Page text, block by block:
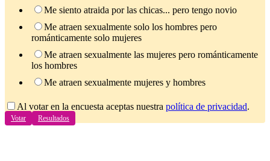
Me siento atraida por las chicas... pero tengo novio
Me atraen sexualmente solo los hombres pero
románticamente solo mujeres
Me atraen sexualmente las mujeres pero románticamente
los hombres
Me atraen sexualmente mujeres y hombres
Al votar en la encuesta aceptas nuestra política de privacidad.
Votar Resultados